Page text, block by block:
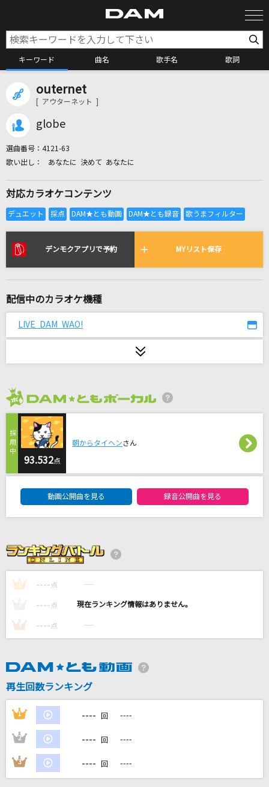
キーワード 曲名 歌手名 歌詞
全国りれき
リアルタイムで歌われている曲の一覧
[生音]I LOVE YOU
Northern lights
マカロニえんぴつ
SIGN
[生音]愛の波
マカロニえんぴつ
残酷な天使のテーゼ
高橋洋子
雨とペトラ
バルーン
[生音]さよならエレジー
[プロオケ]桜
コブクロ
DAMの新曲・ランキングなど
outernet
[ アウターネット ]
globe
選曲番号： 4121-63
あなたに 決めて あなたに
対応カラオケコンテンツ
デンモクアプリで予約 MYリスト保存
配信中のカラオケ機種
LIVE DAM WAO!
93.532点
朝からタイヘンさん
動画公開曲を見る 録音公開曲を見る
1 ---- 点 ----
---- 点 ----
3 ---- 点 ----
再生回数ランキング
1 ---- 回 ----
2 ---- 回 ----
3 ---- 回 ----